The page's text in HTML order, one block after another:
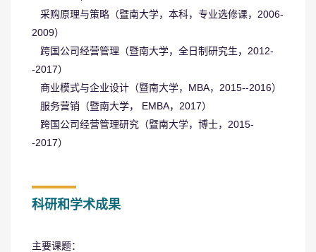
采购原理与策略（暨南大学，本科，专业选修课，2006-
2009）
跨国公司经营管理（暨南大学，全日制研究生，2012-
-2017）
商业模式与企业设计（暨南大学，MBA，2015--2016）
服务营销（暨南大学， EMBA，2017）
跨国公司经营管理研究（暨南大学，博士，2015-
-2017）
科研和学术成果
主要课题：